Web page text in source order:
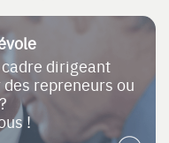
dirigeant
repreneurs ou
!